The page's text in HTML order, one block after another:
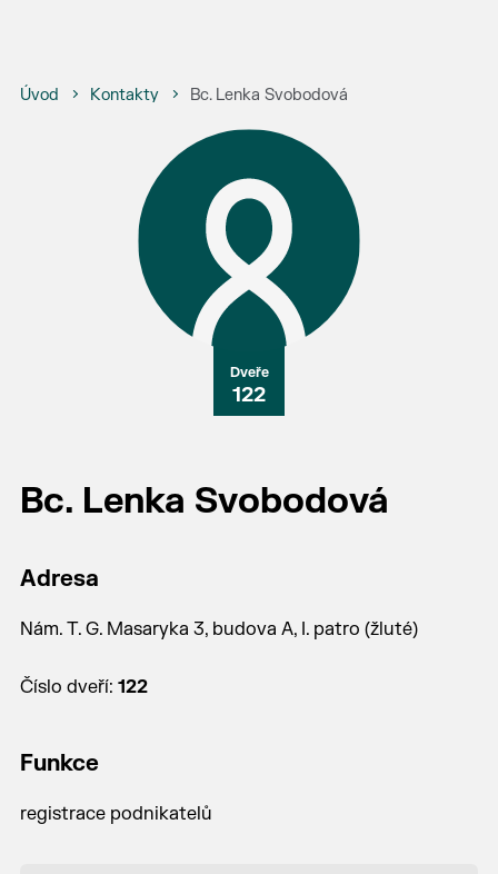
Úvod Kontakty Bc. Lenka Svobodová
122
Bc. Lenka Svobodová
Adresa
Nám. T. G. Masaryka 3, budova A, I. patro (žluté)
Číslo dveří: 122
Funkce
registrace podnikatelů